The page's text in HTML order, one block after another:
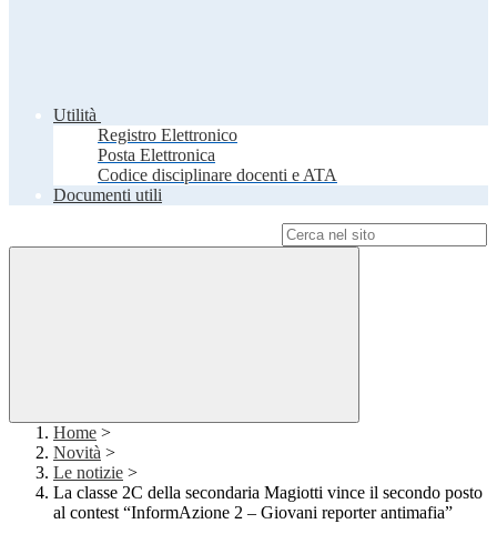
Utilità
Registro Elettronico
Posta Elettronica
Codice disciplinare docenti e ATA
Documenti utili
Home >
Novità >
Le notizie >
La classe 2C della secondaria Magiotti vince il secondo posto
al contest “InformAzione 2 – Giovani reporter antimafia”